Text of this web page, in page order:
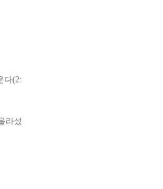
다(2:
라섰